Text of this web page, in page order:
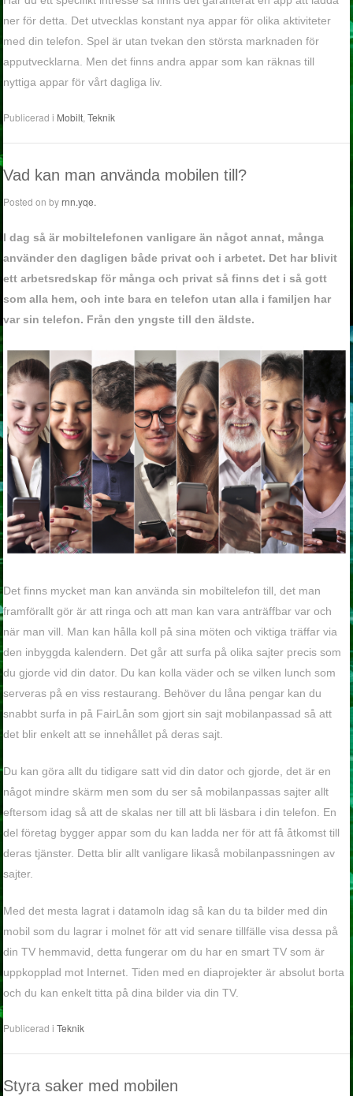
ner för detta. Det utvecklas konstant nya appar för olika aktiviteter
med din telefon. Spel är utan tvekan den största marknaden för
apputvecklarna. Men det finns andra appar som kan räknas till
nyttiga appar för vårt dagliga liv.
Publicerad i Mobilt ,Teknik
Vad kan man använda mobilen till?
Posted onbyrnn.yqe.
I dag så är mobiltelefonen vanligare än något annat, många
använder den dagligen både privat och i arbetet. Det har blivit
ett arbetsredskap för många och privat så finns det i så gott
som alla hem, och inte bara en telefon utan alla i familjen har
var sin telefon. Från den yngste till den äldste.
Det finns mycket man kan använda sin mobiltelefon till, det man
framförallt gör är att ringa och att man kan vara anträffbar var och
när man vill. Man kan hålla koll på sina möten och viktiga träffar via
den inbyggda kalendern. Det går att surfa på olika sajter precis som
du gjorde vid din dator. Du kan kolla väder och se vilken lunch som
serveras på en viss restaurang. Behöver du låna pengar kan du
snabbt surfa in på FairLån som gjort sin sajt mobilanpassad så att
det blir enkelt att se innehållet på deras sajt.
Du kan göra allt du tidigare satt vid din dator och gjorde, det är en
något mindre skärm men som du ser så mobilanpassas sajter allt
eftersom idag så att de skalas ner till att bli läsbara i din telefon. En
del företag bygger appar som du kan ladda ner för att få åtkomst till
deras tjänster. Detta blir allt vanligare likaså mobilanpassningen av
sajter.
Med det mesta lagrat i datamoln idag så kan du ta bilder med din
mobil som du lagrar i molnet för att vid senare tillfälle visa dessa på
din TV hemmavid, detta fungerar om du har en smart TV som är
uppkopplad mot Internet. Tiden med en diaprojekter är absolut borta
och du kan enkelt titta på dina bilder via din TV.
Publicerad iTeknik
Styra saker med mobilen